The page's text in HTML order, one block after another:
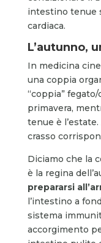
intestino tenue
cardiaca.
L’autunno,
In medicina
una coppia
“coppia”
primavera,
tenue è
crasso
Diciamo che la
è la regina
prepararsi
l’intestino a
sistema
accorgimento